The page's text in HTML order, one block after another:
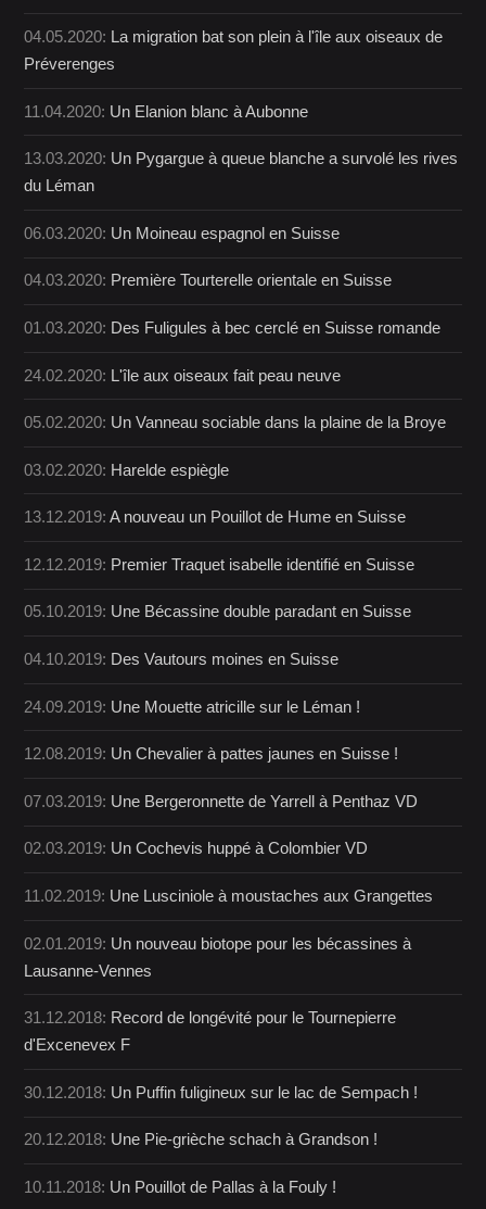
04.05.2020: La migration bat son plein à l'île aux oiseaux de
Préverenges
11.04.2020: Un Elanion blanc à Aubonne
13.03.2020: Un Pygargue à queue blanche a survolé les rives
du Léman
06.03.2020: Un Moineau espagnol en Suisse
04.03.2020: Première Tourterelle orientale en Suisse
01.03.2020: Des Fuligules à bec cerclé en Suisse romande
24.02.2020: L'île aux oiseaux fait peau neuve
05.02.2020: Un Vanneau sociable dans la plaine de la Broye
03.02.2020: Harelde espiègle
13.12.2019:A nouveau un Pouillot de Hume en Suisse
12.12.2019: Premier Traquet isabelle identifié en Suisse
05.10.2019: Une Bécassine double paradant en Suisse
04.10.2019: Des Vautours moines en Suisse
24.09.2019: Une Mouette atricille sur le Léman !
12.08.2019: Un Chevalier à pattes jaunes en Suisse !
07.03.2019: Une Bergeronnette de Yarrell à Penthaz VD
02.03.2019: Un Cochevis huppé à Colombier VD
11.02.2019: Une Lusciniole à moustaches aux Grangettes
02.01.2019: Un nouveau biotope pour les bécassines à
Lausanne-Vennes
31.12.2018: Record de longévité pour le Tournepierre
d'Excenevex F
30.12.2018: Un Puffin fuligineux sur le lac de Sempach !
20.12.2018: Une Pie-grièche schach à Grandson !
10.11.2018: Un Pouillot de Pallas à la Fouly !